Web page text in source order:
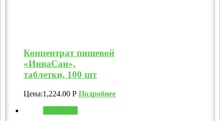
Концентрат пищевой
«ИнваСан»,
таблетки, 100 шт
Цена:1,224.00 Р Подробнее